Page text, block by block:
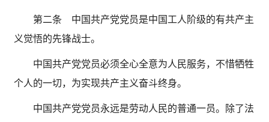
第二条 中国共产党党员是中国工人阶级的有共产主
义觉悟的先锋战士。
中国共产党党员必须全心全意为人民服务，不惜牺牲
个人的一切，为实现共产主义奋斗终身。
中国共产党党员永远是劳动人民的普通一员。除了法